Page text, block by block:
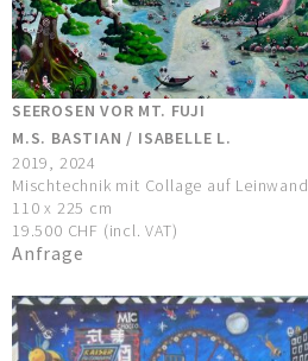
SEEROSEN VOR MT. FUJI
M.S. BASTIAN / ISABELLE L.
2019, 2024
Mischtechnik mit Collage auf Leinwand
110 x 225 cm
19.500 CHF (incl. VAT)
Anfrage